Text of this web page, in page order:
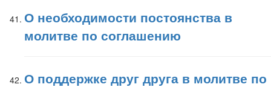
О необходимости постоянства в
молитве по соглашению
О поддержке друг друга в молитве по